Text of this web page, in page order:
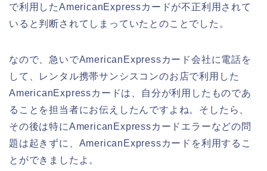
で利用したAmericanExpressカードが不正利用されて
いると判断されてしまっていたとのことでした。
なので、急いでAmericanExpressカード会社に電話を
して、レンタル携帯サンシスコンのお店で利用した
AmericanExpressカードは、自分が利用したものであ
ることを担当者にお伝えしたんですよね。そしたら、
その後は特にAmericanExpressカードエラーなどの問
題は起きずに、AmericanExpressカードを利用するこ
とができましたよ。